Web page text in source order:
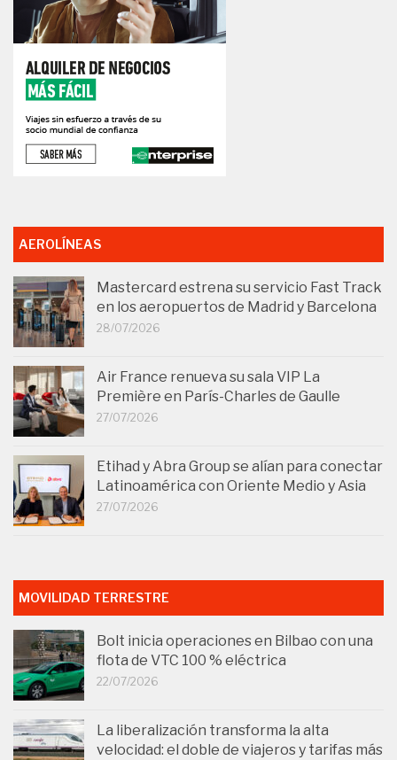
AEROLÍNEAS
Mastercard estrena su servicio Fast Track
en los aeropuertos de Madrid y Barcelona
28/07/2026
Air France renueva su sala VIP La
Première en París-Charles de Gaulle
27/07/2026
Etihad y Abra Group se alían para conectar
Latinoamérica con Oriente Medio y Asia
27/07/2026
MOVILIDAD TERRESTRE
Bolt inicia operaciones en Bilbao con una
flota de VTC 100 % eléctrica
22/07/2026
La liberalización transforma la alta
velocidad: el doble de viajeros y tarifas más